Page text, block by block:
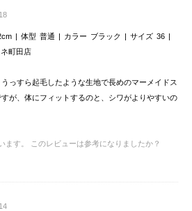
体型 普通 カラー ブラック サイズ 36
町田店
っすら起毛したような生地で長めのマーメイドス
が、体にフィットするのと、シワがよりやすいの
ます。
このレビューは参考になりましたか？